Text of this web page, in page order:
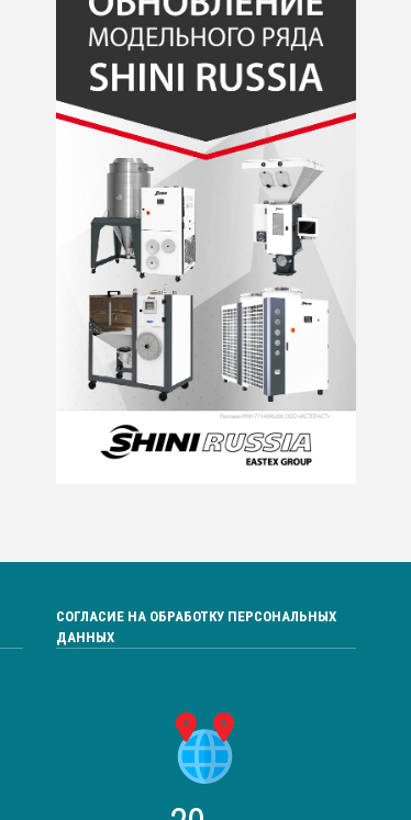
СОГЛАСИЕ НА ОБРАБОТКУ ПЕРСОНАЛЬНЫХ
ДАННЫХ